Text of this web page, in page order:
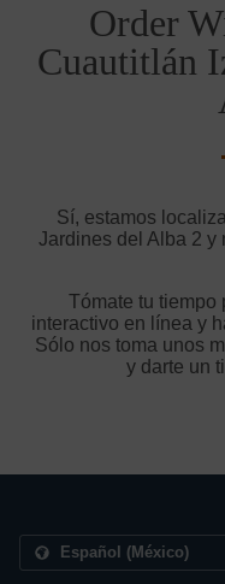
Order
Cuautitlán
Sí, estamos
Jardines del Alba 2 y
Tómate tu tiempo
interactivo en línea y
Sólo nos toma unos
y darte un